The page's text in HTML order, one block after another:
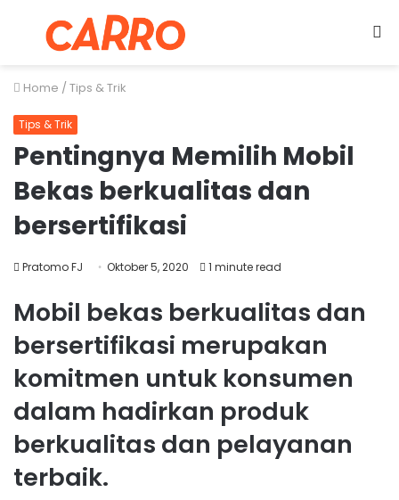
Menu
Home /Tips & Trik
Tips & Trik
Pentingnya Memilih Mobil
Bekas berkualitas dan
bersertifikasi
Pratomo FJ Oktober 5, 2020 1 minute read
Mobil bekas berkualitas dan
bersertifikasi merupakan
komitmen untuk konsumen
dalam hadirkan produk
berkualitas dan pelayanan
terbaik.